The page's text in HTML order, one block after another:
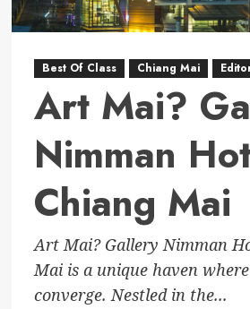
Best Of Class Chiang Mai
Art Mai?
Nimman
Chiang Mai
Art Mai? Gallery Nimman
Mai is a unique haven
converge. Nestled in the...